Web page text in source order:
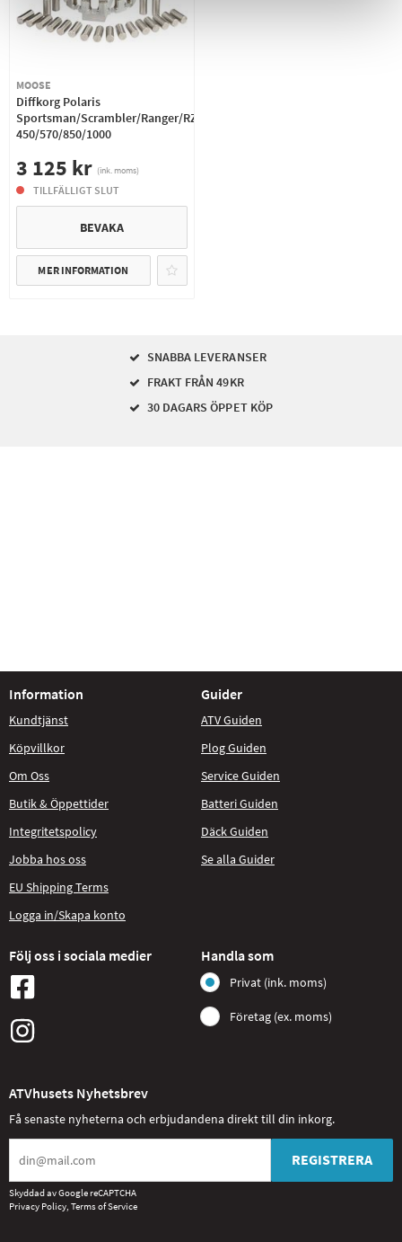
MOOSE
Diffkorg Polaris
Sportsman/Scrambler/Ranger/RZR
450/570/850/1000
3 125 kr (ink. moms)
TILLFÄLLIGT SLUT
BEVAKA
MER INFORMATION
SNABBA LEVERANSER
FRAKT FRÅN 49KR
30 DAGARS ÖPPET KÖP
Information
Kundtjänst
Köpvillkor
Om Oss
Butik & Öppettider
Integritetspolicy
Jobba hos oss
EU Shipping Terms
Logga in/Skapa konto
Guider
ATV Guiden
Plog Guiden
Service Guiden
Batteri Guiden
Däck Guiden
Se alla Guider
Följ oss i sociala medier Handla som
Privat (ink. moms)
Företag (ex. moms)
ATVhusets Nyhetsbrev
Få senaste nyheterna och erbjudandena direkt till din inkorg.
REGISTRERA
Skyddad av Google reCAPTCHA
Privacy Policy, Terms of Service